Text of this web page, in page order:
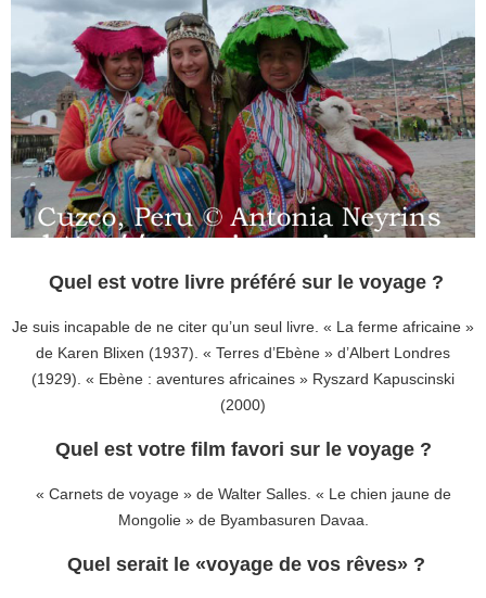
Quel est votre livre préféré sur le voyage ?
Je suis incapable de ne citer qu’un seul livre. « La ferme africaine »
de Karen Blixen (1937). « Terres d’Ebène » d’Albert Londres
(1929). « Ebène : aventures africaines » Ryszard Kapuscinski
(2000)
Quel est votre film favori sur le voyage ?
« Carnets de voyage » de Walter Salles. « Le chien jaune de
Mongolie » de Byambasuren Davaa
Quel serait le «voyage de vos rêves» ?